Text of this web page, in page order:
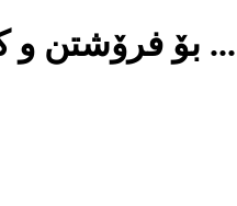
بۆ فرۆشتن و